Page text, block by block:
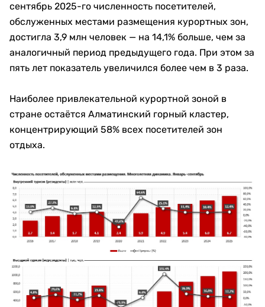
сентябрь 2025-го численность посетителей,
обслуженных местами размещения курортных зон,
достигла 3,9 млн человек — на 14,1% больше, чем за
аналогичный период предыдущего года. При этом за
пять лет показатель увеличился более чем в 3 раза.
Наиболее привлекательной курортной зоной в
стране остаётся Алматинский горный кластер,
концентрирующий 58% всех посетителей зон
отдыха.